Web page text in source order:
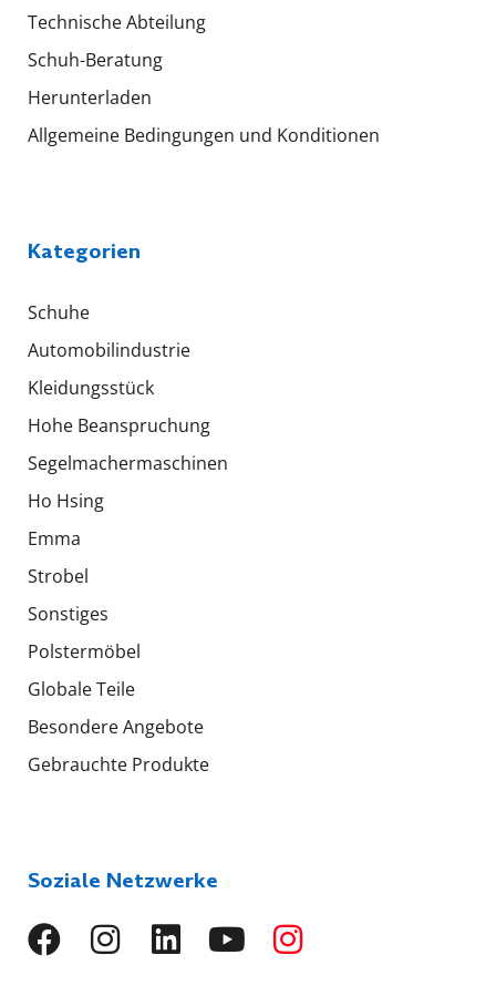
Technische Abteilung
Schuh-Beratung
Herunterladen
Allgemeine Bedingungen und Konditionen
Kategorien
Schuhe
Automobilindustrie
Kleidungsstück
Hohe Beanspruchung
Segelmachermaschinen
Ho Hsing
Emma
Strobel
Sonstiges
Polstermöbel
Globale Teile
Besondere Angebote
Gebrauchte Produkte
Soziale Netzwerke